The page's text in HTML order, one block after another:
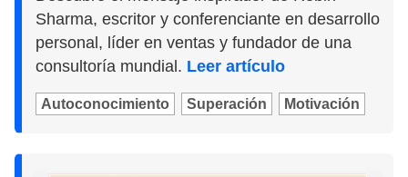
Sharma, escritor y conferenciante en desarrollo
personal, líder en ventas y fundador de una
consultoría mundial. Leer artículo
Autoconocimiento Superación Motivación